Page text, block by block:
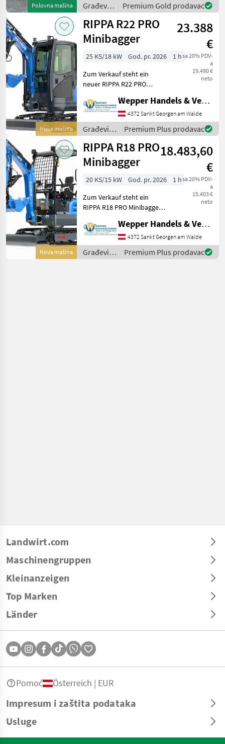
Polovna mašina
Građevinski
strojevi /
Case IH
Premium Gold prodavac
Nova mašina
RIPPA R22 PRO
Minibagger
23.388
€
sa 20% PDV-
a
19.490 €
neto
25 KS/18 kW God. pr. 2026
1 h
Zum Verkauf steht ein
neuer RIPPA R22 PRO
leistungsstarke und
kompakte Maschine für
professionelle Einsätze im
Baugewerbe, in der
Landwirtschaft so
Wepper Handels & Vermietungs GmbH
4372 Sankt Georgen am Walde
Građevinski
strojevi /
Rippa
Premium Plus prodavac
Nova mašina
RIPPA R18 PRO
Minibagger
18.483,60
€
sa 20% PDV-
a
15.403 €
neto
20 KS/15 kW God. pr. 2026
1 h
Zum Verkauf steht ein
RIPPA R18 PRO Minibagger –
leistungsstarker und
vielseitig einsetzbarer
Bagger für Bau,
Landwirtschaft, Garten- und
Wepper Handels & Vermietungs GmbH
4372 Sankt Georgen am Walde
Građevinski
strojevi /
Premium Plus prodavac
Landwirt.com
Maschinengruppen
Kleinanzeigen
Top Marken
Länder
Impresum i zaštita podataka
Usluge
Pomoć Österreich | EUR